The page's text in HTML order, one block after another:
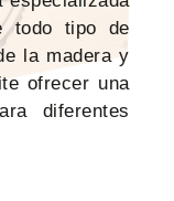
todo tipo de
la madera y
ofrecer una
diferentes